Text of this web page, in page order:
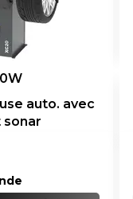
auto. avec